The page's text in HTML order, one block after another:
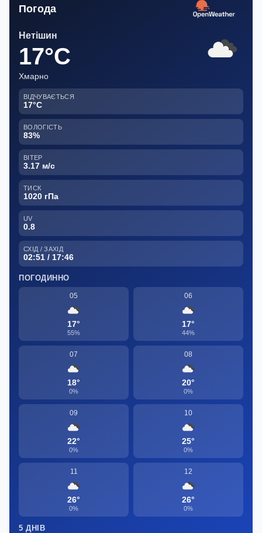
Погода
Нетішин
17°C
Хмарно
ВІДЧУВАЄТЬСЯ
17°C
ВОЛОГІСТЬ
83%
ВІТЕР
3.17 м/с
ТИСК
1020 гПа
UV
0.8
СХІД / ЗАХІД
02:51 / 17:46
ПОГОДИННО
05
17°
55%
06
17°
44%
07
18°
0%
08
20°
0%
09
22°
0%
10
25°
0%
11
26°
0%
12
26°
0%
5 ДНІВ